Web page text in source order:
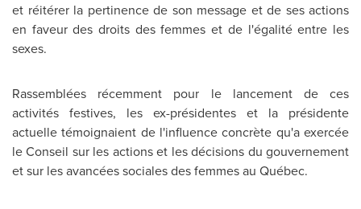
et réitérer la pertinence de son message et de ses actions
en faveur des droits des femmes et de l'égalité entre les
sexes.
Rassemblées récemment pour le lancement de ces
activités festives, les ex-présidentes et la présidente
actuelle témoignaient de l'influence concrète qu'a exercée
le Conseil sur les actions et les décisions du gouvernement
et sur les avancées sociales des femmes au Québec.